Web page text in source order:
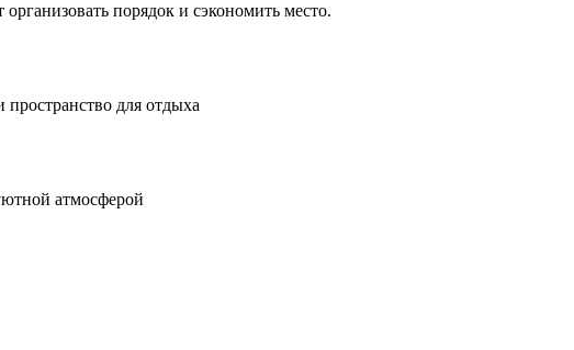
порядок и сэкономить место.
для отдыха
атмосферой